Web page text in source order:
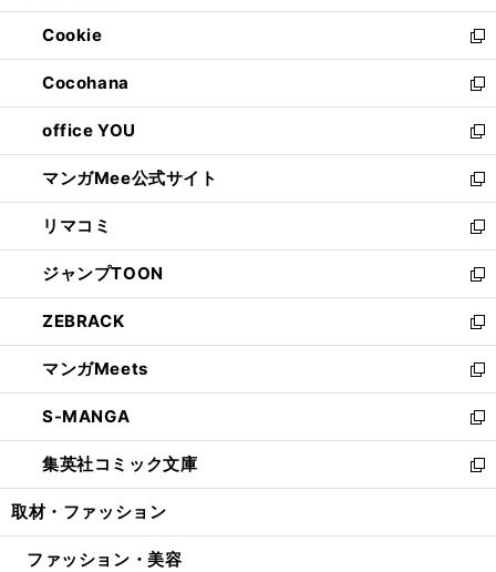
開
く
ウ
で
開
く
ン
ド
ウ
で
開
く
ウ
ィ
ン
ド
ウ
で
開
く
Cookie
新
し
い
ウ
ィ
ン
ド
ウ
で
開
く
Cocohana
新
し
い
ウ
ィ
ン
ド
ウ
で
開
く
office YOU
新
し
い
ウ
ィ
ン
ド
ウ
で
開
く
マンガMee公式サイト
新
し
い
ウ
ィ
ン
ド
ウ
で
開
く
リマコミ
新
し
い
ウ
ィ
ン
ド
ウ
で
開
く
ジャンプTOON
新
し
い
ウ
ィ
ン
ド
ウ
で
開
ZEBRACK
新
し
い
ウ
ィ
ン
ド
ウ
開
マンガMeets
新
し
い
ウ
ィ
ン
ウ
S-MANGA
新
し
い
ウ
ン
集英社コミック文庫
新
し
ウ
取材・ファッション
ファッション・美容